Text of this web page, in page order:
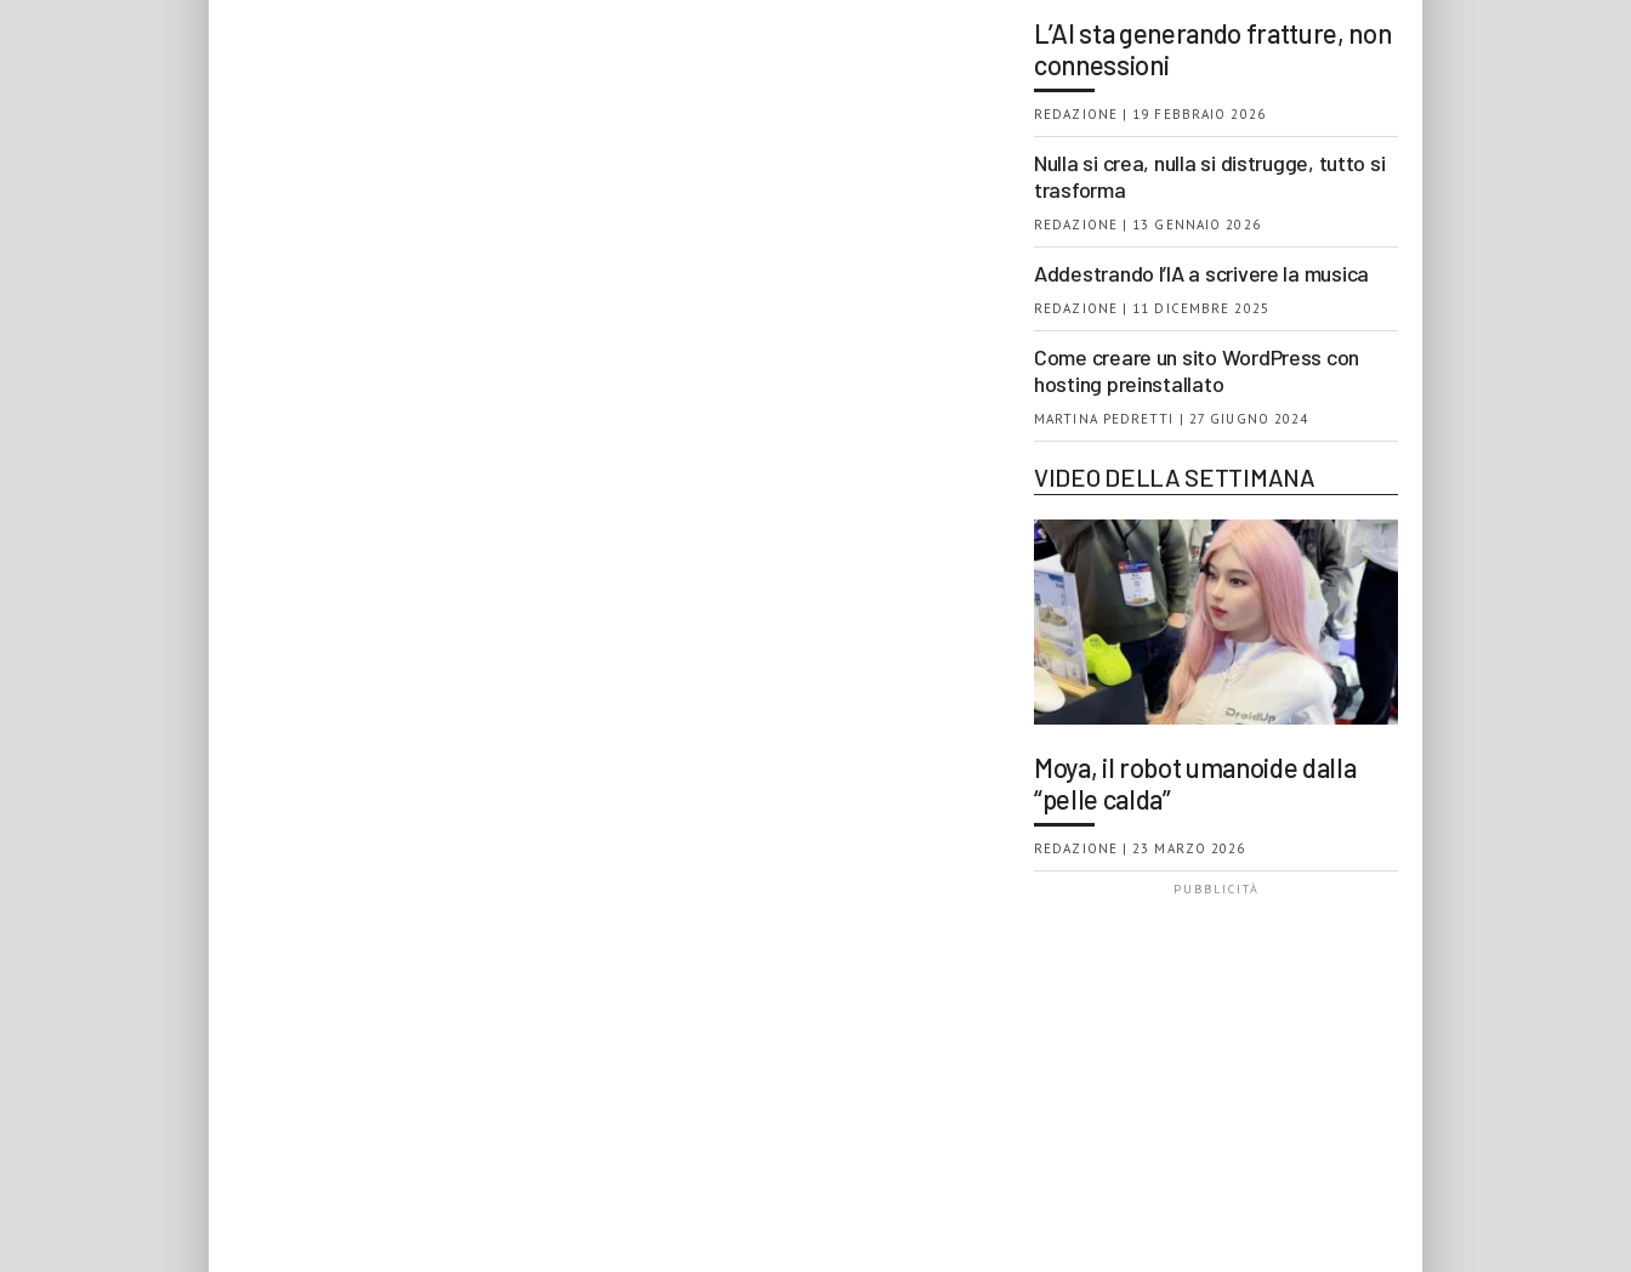
L’AI sta generando fratture, non
connessioni
REDAZIONE | 19 FEBBRAIO 2026
Nulla si crea, nulla si distrugge, tutto si
trasforma
REDAZIONE | 13 GENNAIO 2026
Addestrando l’IA a scrivere la musica
REDAZIONE | 11 DICEMBRE 2025
Come creare un sito WordPress con
hosting preinstallato
MARTINA PEDRETTI | 27 GIUGNO 2024
VIDEO DELLA SETTIMANA
Moya, il robot umanoide dalla
“pelle calda”
REDAZIONE | 23 MARZO 2026